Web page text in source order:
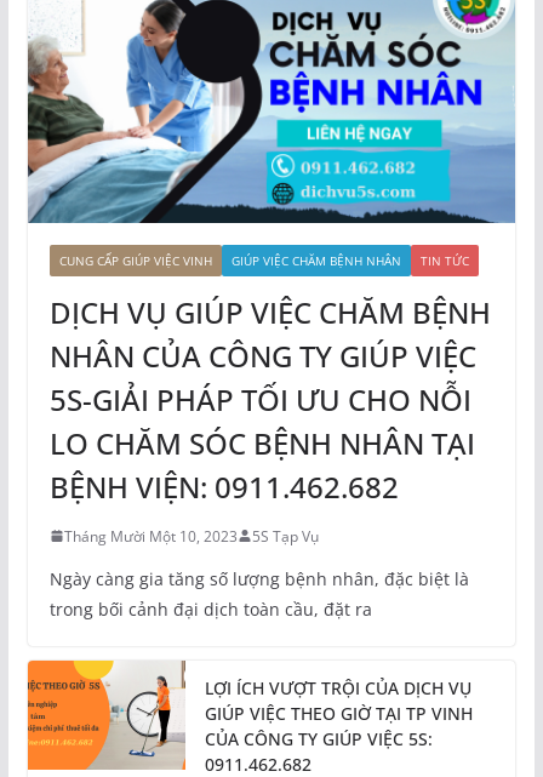
CUNG CẤP GIÚP VIỆC VINH GIÚP VIỆC CHĂM BỆNH NHÂN TIN TỨC
DỊCH VỤ GIÚP VIỆC CHĂM BỆNH
NHÂN CỦA CÔNG TY GIÚP VIỆC
5S-GIẢI PHÁP TỐI ƯU CHO NỖI
LO CHĂM SÓC BỆNH NHÂN TẠI
BỆNH VIỆN: 0911.462.682
Tháng Mười Một 10, 2023 5S Tạp Vụ
Ngày càng gia tăng số lượng bệnh nhân, đặc biệt là
trong bối cảnh đại dịch toàn cầu, đặt ra
LỢI ÍCH VƯỢT TRỘI CỦA DỊCH VỤ
GIÚP VIỆC THEO GIỜ TẠI TP VINH
CỦA CÔNG TY GIÚP VIỆC 5S:
0911.462.682